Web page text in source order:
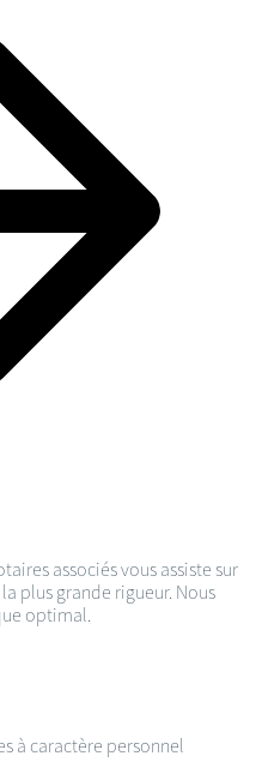
associés vous assiste sur
plus grande rigueur. Nous
optimal.
à caractère personnel